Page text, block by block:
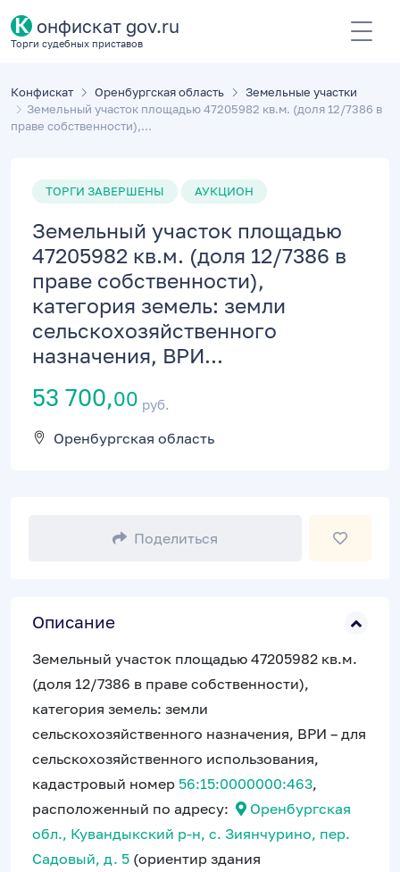
К онфискат gov.ru
Торги судебных приставов
Конфискат Оренбургская область
Земельные участки
Земельный участок площадью 47205982 кв.м. (доля 12/7386 в
праве собственности),...
ТОРГИ ЗАВЕРШЕНЫ АУКЦИОН
Земельный участок площадью
47205982 кв.м. (доля 12/7386 в
праве собственности),
категория земель: земли
сельскохозяйственного
назначения, ВРИ...
53 700,00 руб.
Оренбургская область
Поделиться
Описание
Земельный участок площадью 47205982 кв.м.
(доля 12/7386 в праве собственности),
категория земель: земли
сельскохозяйственного назначения, ВРИ – для
сельскохозяйственного использования,
кадастровый номер 56:15:0000000:463,
расположенный по адресу:
Оренбургская
обл., Кувандыкский р-н, с. Зиянчурино, пер.
Садовый, д. 5 (ориентир здания